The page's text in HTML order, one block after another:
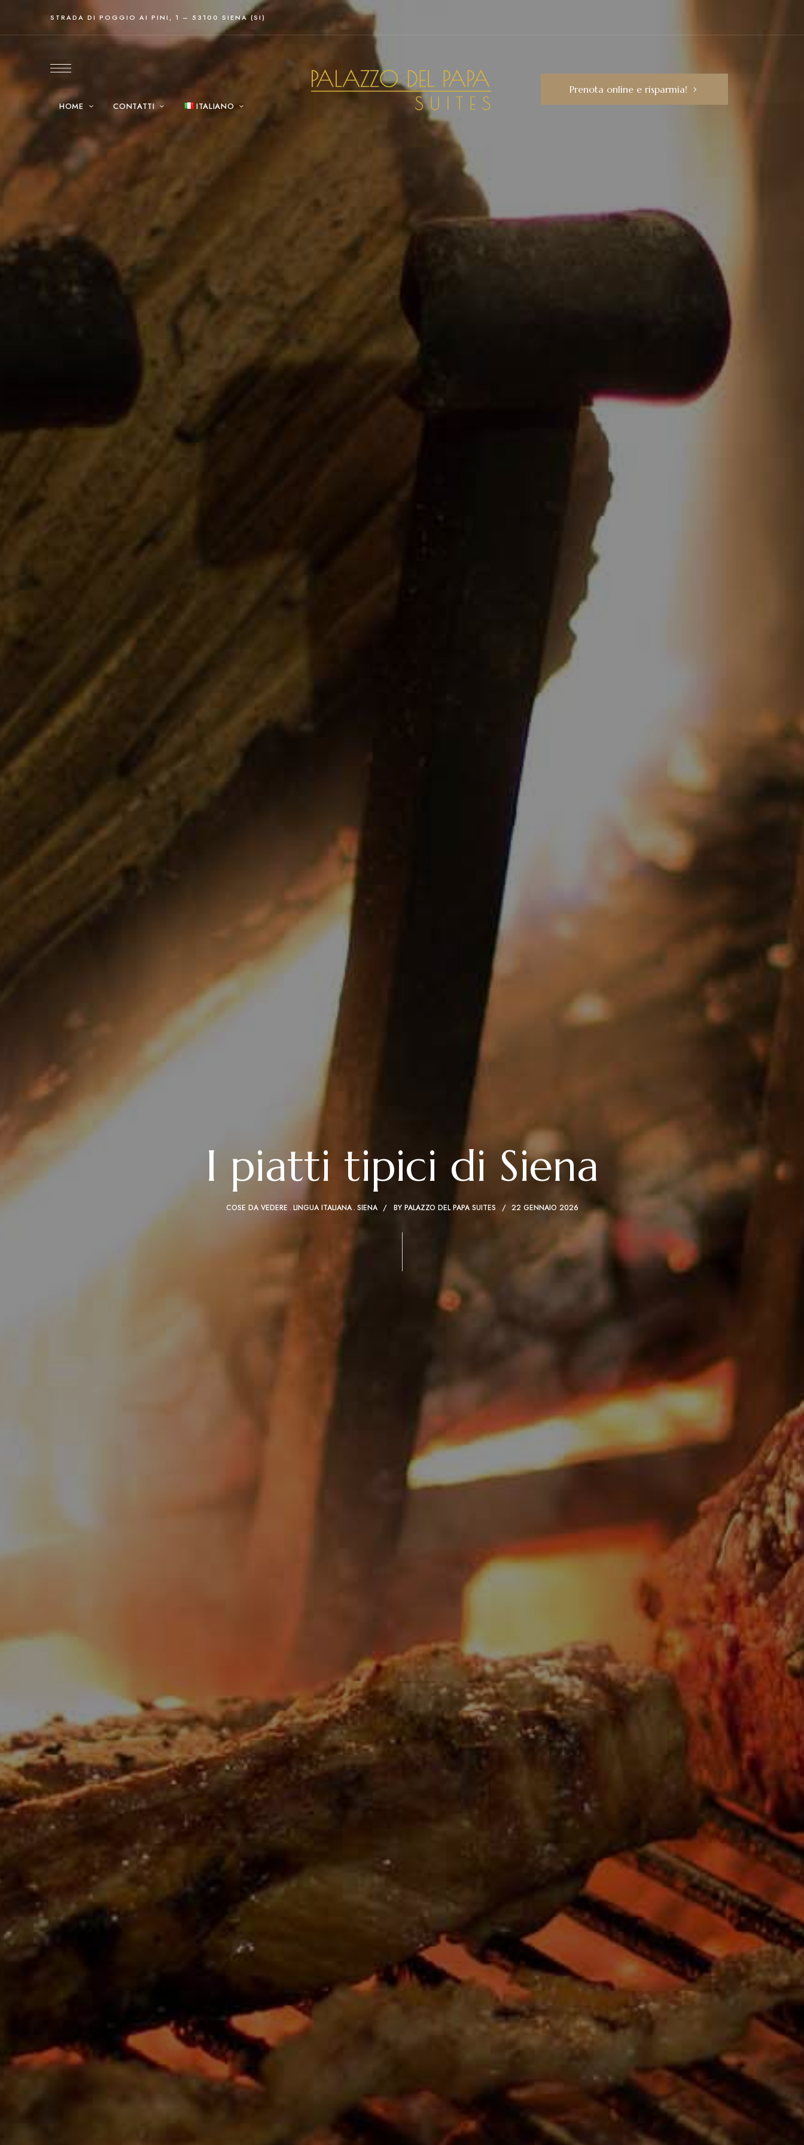
STRADA DI POGGIO AI PINI, 1 – 53100 SIENA (SI)
HOME CONTATTI ITALIANO
Prenota online e risparmia!
I piatti tipici di Siena
COSE DA VEDERE LINGUA ITALIANA SIENA BY PALAZZO DEL PAPA SUITES 22 GENNAIO 2026